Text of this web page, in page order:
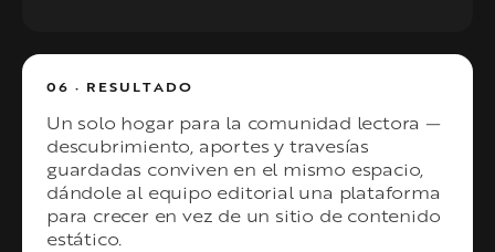
06 · RESULTADO
Un solo hogar para la comunidad lectora —
descubrimiento, aportes y travesías
guardadas conviven en el mismo espacio,
dándole al equipo editorial una plataforma
para crecer en vez de un sitio de contenido
estático.